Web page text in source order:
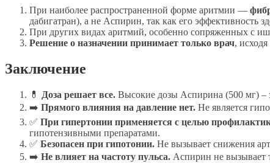
При наиболее распространенной форме аритмии —
дабигатран), а не Аспирин, так как его эффективность
При других видах аритмий, особенно сопряженных с
Решение о назначении принимает только врач,
Заключение
💊 Доза решает все. Высокие дозы Аспирина (500 мг) –
➡️ Прямого влияния на давление нет. Не является
✅ При гипертонии применяется с целью
гипотензивными препаратами.
✅ Безопасен при гипотонии. Не вызывает снижения
➡️ Не влияет на частоту пульса. Аспирин не вызывает